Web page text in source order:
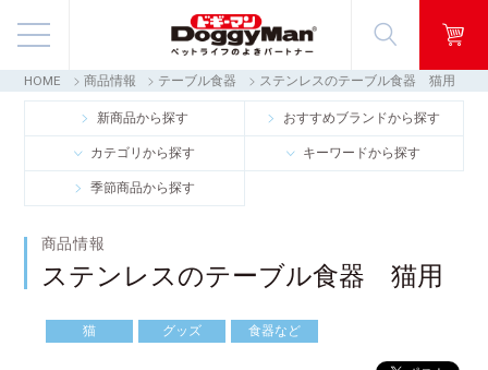
商品情報
映像ギャラリー
お客様窓口・Q＆A
会社情報
HOME 商品情報 テーブル食器 ステンレスのテーブル食器 猫用
新商品から探す おすすめブランドから探す
カテゴリから探す キーワードから探す
季節商品から探す
商品情報
ステンレスのテーブル食器 猫用
猫 グッズ 食器など